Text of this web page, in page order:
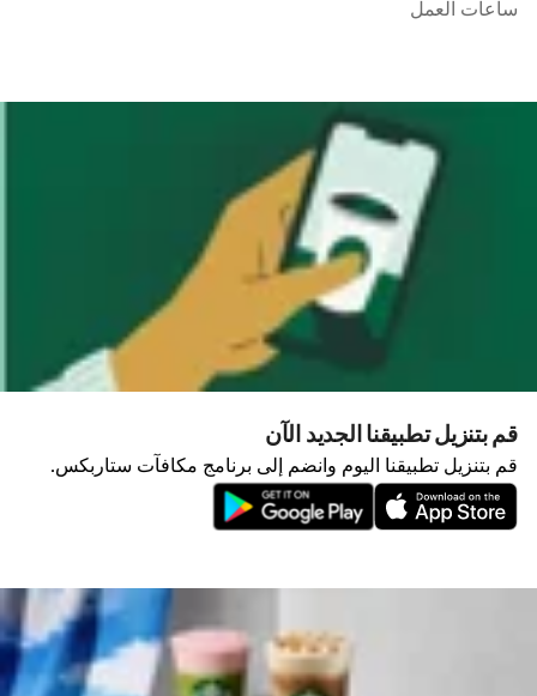
ساعات العمل
قم بتنزيل تطبيقنا الجديد الآن
قم بتنزيل تطبيقنا اليوم وانضم إلى برنامج مكافآت ستاربكس.